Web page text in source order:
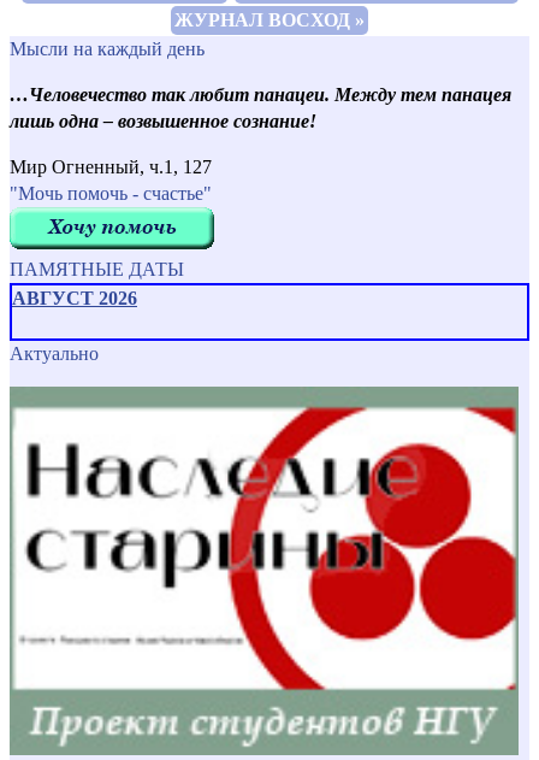
ЖУРНАЛ ВОСХОД »
Мысли на каждый день
…Человечество так любит панацеи. Между тем панацея
лишь одна – возвышенное сознание!
Мир Огненный, ч.1, 127
"Мочь помочь - счастье"
ПАМЯТНЫЕ ДАТЫ
АВГУСТ 2026
Актуально